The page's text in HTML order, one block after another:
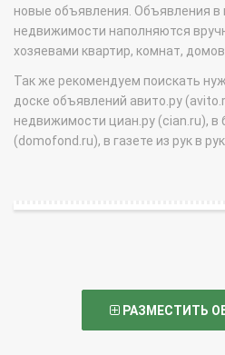
новые объявления. Объявления в
недвижимости наполняются
хозяевами квартир, комнат,
Так же рекомендуем поискать
доске объявлений авито.ру
недвижимости циан.ру (cian.ru), в
(domofond.ru), в газете из рук в
РАЗМЕСТИТЬ